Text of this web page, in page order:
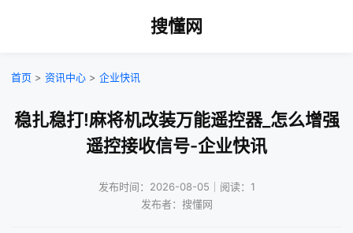
搜懂网
首页 > 资讯中心 > 企业快讯
稳扎稳打!麻将机改装万能遥控器_怎么增强
遥控接收信号-企业快讯
发布时间：2026-08-05｜阅读：1
发布者：搜懂网